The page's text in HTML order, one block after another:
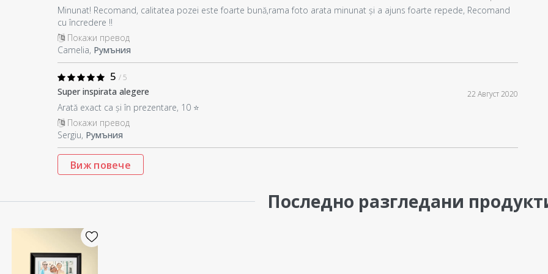
Minunat! Recomand, calitatea pozei este foarte bună,rama foto arata minunat și a ajuns foarte repede, Recomand
cu încredere !!
Покажи превод
Camelia, Румъния
5 / 5
Super inspirata alegere 22 Август 2020
Arată exact ca și în prezentare, 10 ⭐
Покажи превод
Sergiu, Румъния
Виж повече
Последно разгледани